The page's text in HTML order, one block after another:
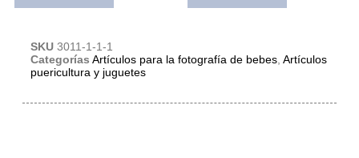
SKU 3011-1-1-1
Categorías Artículos para la fotografía de bebes, Artículos
puericultura y juguetes